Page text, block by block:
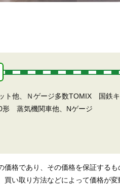
ト他、Ｎゲージ多数TOMIX 国鉄キ
蒸気機関車他、Nゲージ
価格であり、その価格を保証するも
い取り方法などによって価格が変